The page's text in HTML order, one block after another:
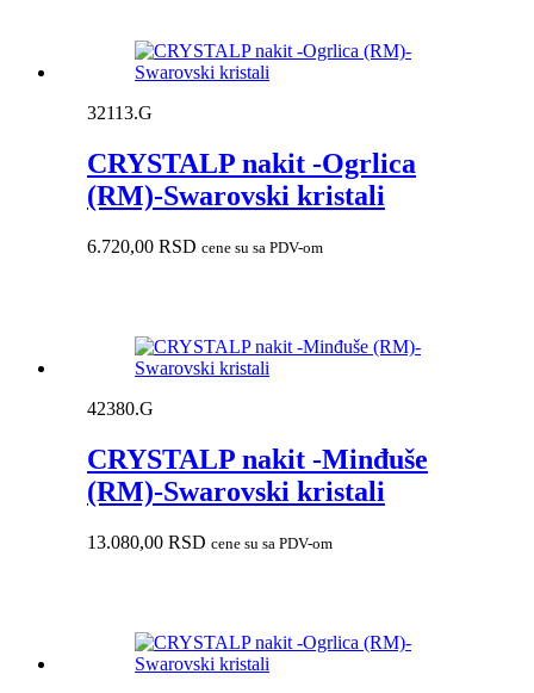
32113.G
CRYSTALP nakit -Ogrlica
(RM)-Swarovski kristali
6.720,00 RSD cene su sa PDV-om
42380.G
CRYSTALP nakit -Minđuše
(RM)-Swarovski kristali
13.080,00 RSD cene su sa PDV-om